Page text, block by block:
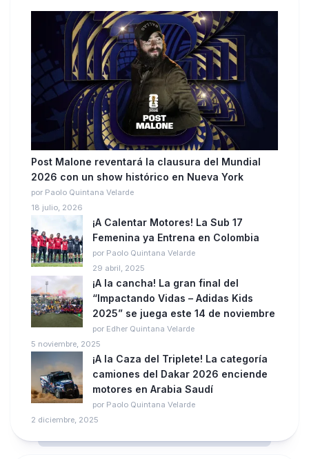
Post Malone reventará la clausura del Mundial
2026 con un show histórico en Nueva York
por Paolo Quintana Velarde
18 julio, 2026
¡A Calentar Motores! La Sub 17
Femenina ya Entrena en Colombia
por Paolo Quintana Velarde
29 abril, 2025
¡A la cancha! La gran final del
“Impactando Vidas – Adidas Kids
2025” se juega este 14 de noviembre
por Edher Quintana Velarde
5 noviembre, 2025
¡A la Caza del Triplete! La categoría
camiones del Dakar 2026 enciende
motores en Arabia Saudí
por Paolo Quintana Velarde
2 diciembre, 2025